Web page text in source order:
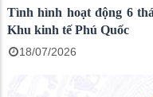
Tình hình hoạt động 6
Khu kinh tế Phú Quốc
18/07/2026